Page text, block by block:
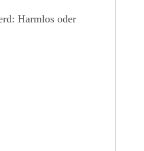
Harmlos oder